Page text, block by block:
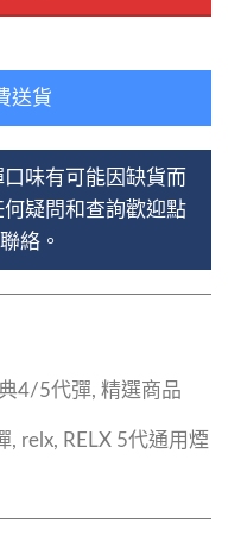
送貨
味有可能因缺貨而
疑問和查詢歡迎點
絡。
4/5代彈, 精選商品
, relx, RELX 5代通用煙